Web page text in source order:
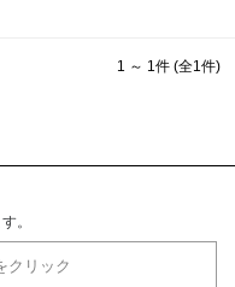
1 ～ 1件 (全1件)
。